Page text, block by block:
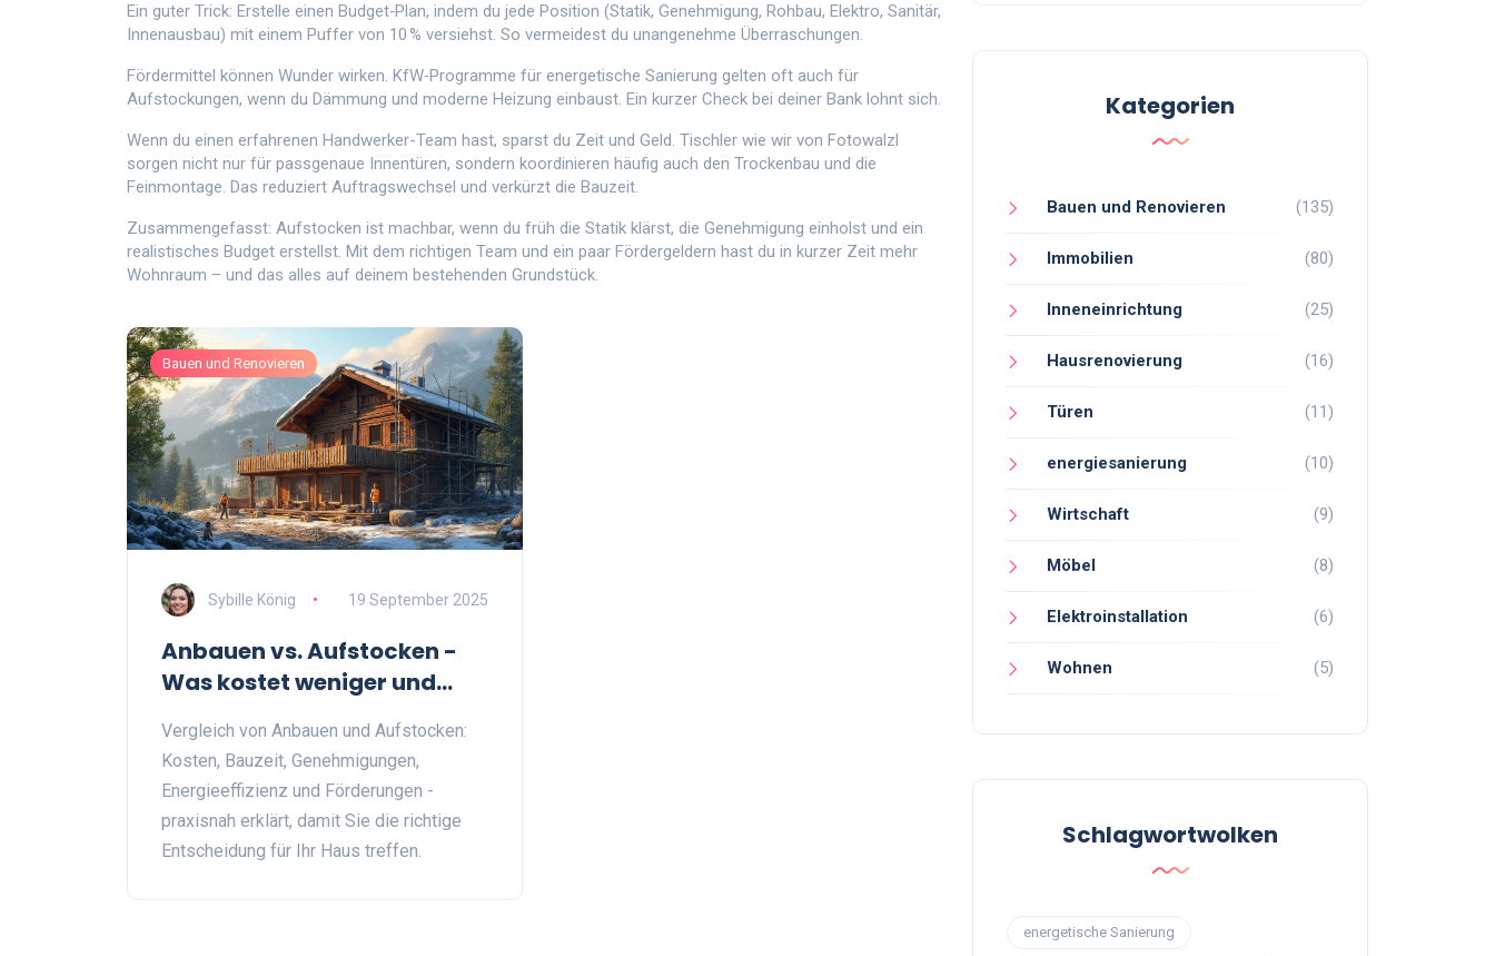
Ein guter Trick: Erstelle einen Budget‑Plan, indem du jede Position (Statik, Genehmigung, Rohbau, Elektro, Sanitär,
Innenausbau) mit einem Puffer von 10 % versiehst. So vermeidest du unangenehme Überraschungen.
Fördermittel können Wunder wirken. KfW‑Programme für energetische Sanierung gelten oft auch für
Aufstockungen, wenn du Dämmung und moderne Heizung einbaust. Ein kurzer Check bei deiner Bank lohnt sich.
Wenn du einen erfahrenen Handwerker-Team hast, sparst du Zeit und Geld. Tischler wie wir von Fotowalzl
sorgen nicht nur für passgenaue Innentüren, sondern koordinieren häufig auch den Trockenbau und die
Feinmontage. Das reduziert Auftragswechsel und verkürzt die Bauzeit.
Zusammengefasst: Aufstocken ist machbar, wenn du früh die Statik klärst, die Genehmigung einholst und ein
realistisches Budget erstellst. Mit dem richtigen Team und ein paar Fördergeldern hast du in kurzer Zeit mehr
Wohnraum – und das alles auf deinem bestehenden Grundstück.
Bauen und Renovieren
Sybille König 19 September 2025
Anbauen vs. Aufstocken -
Was kostet weniger und
Vergleich von Anbauen und Aufstocken:
Kosten, Bauzeit, Genehmigungen,
Energieeffizienz und Förderungen -
praxisnah erklärt, damit Sie die richtige
Entscheidung für Ihr Haus treffen.
Kategorien
Bauen und Renovieren (135)
Immobilien (80)
Inneneinrichtung (25)
Hausrenovierung (16)
Türen (11)
energiesanierung (10)
Wirtschaft (9)
Möbel (8)
Elektroinstallation (6)
Wohnen (5)
Schlagwortwolken
energetische Sanierung